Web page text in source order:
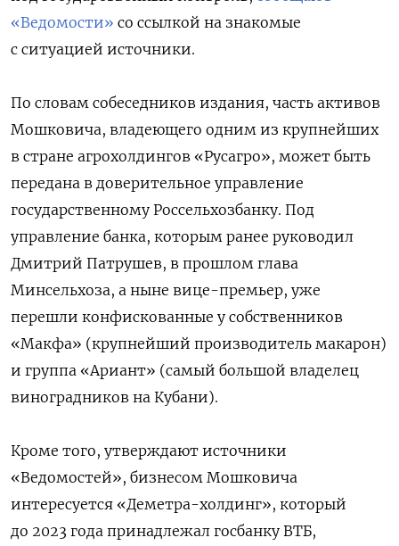
«Ведомости» со ссылкой на знакомые
с ситуацией источники.
По словам собеседников издания, часть активов
Мошковича, владеющего одним из крупнейших
в стране агрохолдингов «Русагро», может быть
передана в доверительное управление
государственному Россельхозбанку. Под
управление банка, которым ранее руководил
Дмитрий Патрушев, в прошлом глава
Минсельхоза, а ныне вице-премьер, уже
перешли конфискованные у собственников
«Макфа» (крупнейший производитель макарон)
и группа «Ариант» (самый большой владелец
виноградников на Кубани).
Кроме того, утверждают источники
«Ведомостей», бизнесом Мошковича
интересуется «Деметра-холдинг», который
до 2023 года принадлежал госбанку ВТБ,